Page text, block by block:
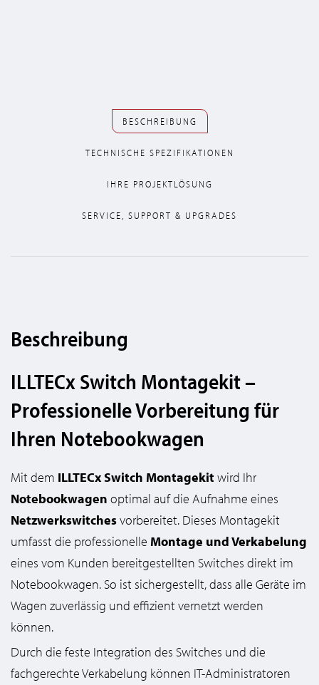
BESCHREIBUNG
TECHNISCHE SPEZIFIKATIONEN
IHRE PROJEKTLÖSUNG
SERVICE, SUPPORT & UPGRADES
Beschreibung
ILLTECx Switch Montagekit –
Professionelle Vorbereitung für
Ihren Notebookwagen
Mit dem ILLTECx Switch Montagekitwird Ihr
Notebookwagen optimal auf die Aufnahme eines
Netzwerkswitchesvorbereitet. Dieses Montagekit
umfasst die professionelle Montage und Verkabelung
eines vom Kunden bereitgestellten Switches direkt im
Notebookwagen. So ist sichergestellt, dass alle Geräte im
Wagen zuverlässig und effizient vernetzt werden
können.
Durch die feste Integration des Switches und die
fachgerechte Verkabelung können IT-Administratoren